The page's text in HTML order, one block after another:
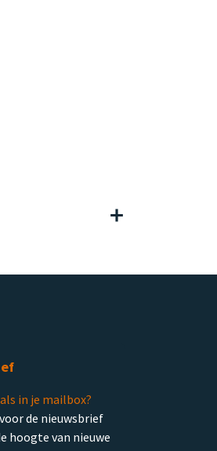
in je mailbox?
de nieuwsbrief
hoogte van nieuwe